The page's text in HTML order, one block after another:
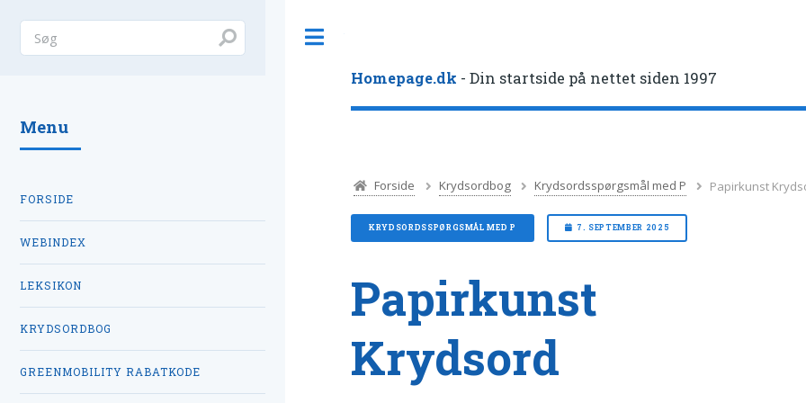
Homepage.dk - Din startside på nettet siden 1997
Forside Krydsordbog Krydsordsspørgsmål med P Papirkunst
KRYDSORDSSPØRGSMÅL MED P 7. SEPTEMBER 2025
Papirkunst
Krydsord
Menu
FORSIDE
WEBINDEX
LEKSIKON
KRYDSORDBOG
GREENMOBILITY RABATKODE